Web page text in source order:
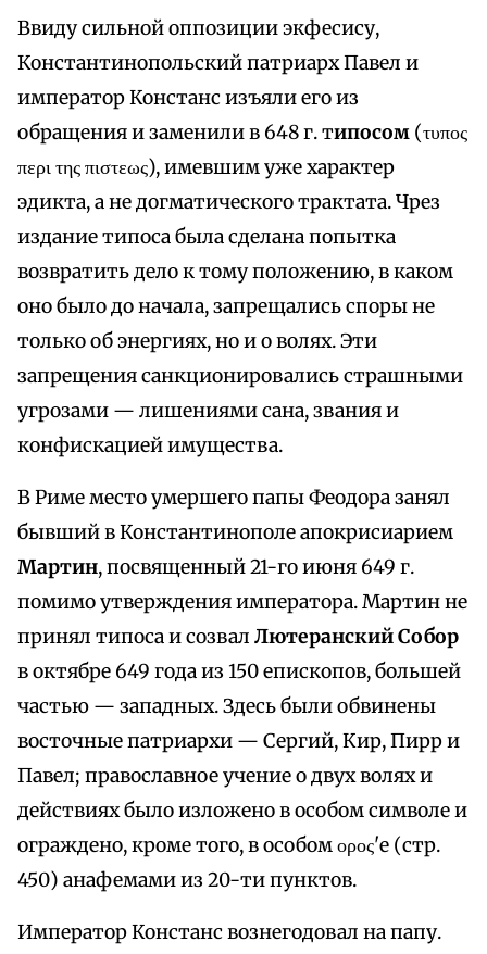
Ввиду сильной оппозиции экфесису,
Константинопольский патриарх Павел и
император Констанс изъяли его из
обращения и заменили в 648 г. типосом (τυπος
περι της πιστεως), имевшим уже характер
эдикта, а не догматического трактата. Чрез
издание типоса была сделана попытка
возвратить дело к тому положению, в каком
оно было до начала, запрещались споры не
только об энергиях, но и о волях. Эти
запрещения санкционировались страшными
угрозами — лишениями сана, звания и
конфискацией имущества.
В Риме место умершего папы Феодора занял
бывший в Константинополе апокрисиарием
Мартин, посвященный 21-го июня 649 г.
помимо утверждения императора. Мартин не
принял типоса и созвал Лютеранский Собор
в октябре 649 года из 150 епископов, большей
частью — западных. Здесь были обвинены
восточные патриархи — Сергий, Кир, Пирр и
Павел; православное учение о двух волях и
действиях было изложено в особом символе и
ограждено, кроме того, в особом ορος'e (стр.
450) анафемами из 20-ти пунктов.
Император Констанс вознегодовал на папу.